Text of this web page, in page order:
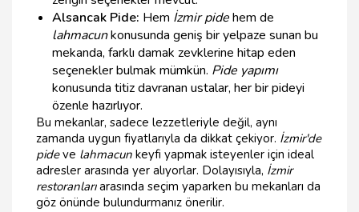
Alsancak Pide: Hem İzmir pidehem de
lahmacunkonusunda geniş bir yelpaze sunan bu
mekanda, farklı damak zevklerine hitap eden
seçenekler bulmak mümkün. Pide yapımı
konusunda titiz davranan ustalar, her bir pideyi
özenle hazırlıyor.
Bu mekanlar, sadece lezzetleriyle değil, aynı
zamanda uygun fiyatlarıyla da dikkat çekiyor. İzmir'de
pideve lahmacun keyfi yapmak isteyenler için ideal
adresler arasında yer alıyorlar. Dolayısıyla, İzmir
restoranlarıarasında seçim yaparken bu mekanları da
göz önünde bulundurmanız önerilir.